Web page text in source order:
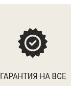
ГАРАНТИЯ НА ВСЕ